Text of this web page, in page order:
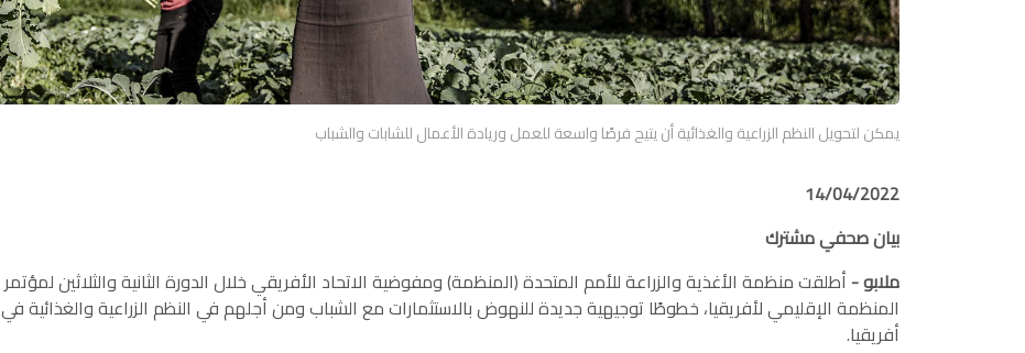
يمكن لتحويل النظم الزراعية والغذائية أن يتيح فرصًا واسعة للعمل وريادة الأعمال للشابات والشباب
14/04/2022
بيان صحفي مشترك
ملابو - أطلقت منظمة الأغذية والزراعة للأمم المتحدة (المنظمة) ومفوضية الاتحاد الأفريقي خلال الدورة الثانية والثلاثين لمؤتمر
المنظمة الإقليمي لأفريقيا، خطوطًا توجيهية جديدة للنهوض بالاستثمارات مع الشباب ومن أجلهم في النظم الزراعية والغذائية في
أفريقيا.